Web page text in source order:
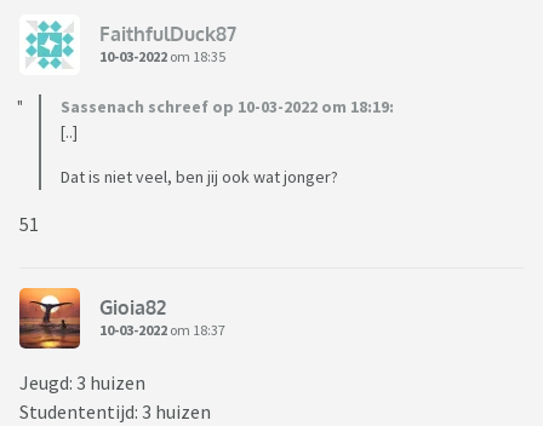
FaithfulDuck87
10-03-2022 om 18:35
Sassenach schreef op 10-03-2022 om 18:19:
[..]
Dat is niet veel, ben jij ook wat jonger?
51
Gioia82
10-03-2022 om 18:37
Jeugd: 3 huizen
Studententijd: 3 huizen